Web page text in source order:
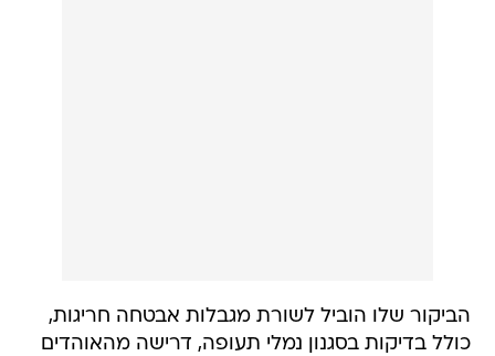
הביקור שלו הוביל לשורת מגבלות אבטחה חריגות,
כולל בדיקות בסגנון נמלי תעופה, דרישה מהאוהדים